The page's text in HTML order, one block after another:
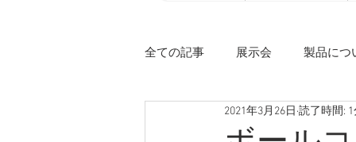
全ての記事 展示会 製品につ
2021年3月26日 読了時間: